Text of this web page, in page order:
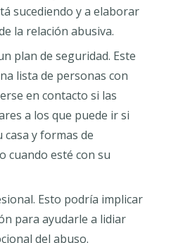
sucediendo y a elaborar
la relación abusiva.
plan de seguridad. Este
lista de personas con
en contacto si las
a los que puede ir si
casa y formas de
cuando esté con su
Esto podría implicar
para ayudarle a lidiar
del abuso.